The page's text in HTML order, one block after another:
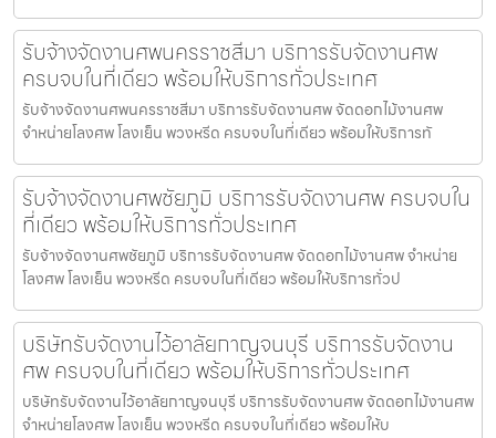
รับจ้างจัดงานศพนครราชสีมา บริการรับจัดงานศพ
ครบจบในที่เดียว พร้อมให้บริการทั่วประเทศ
รับจ้างจัดงานศพนครราชสีมา บริการรับจัดงานศพ จัดดอกไม้งานศพ
จำหน่ายโลงศพ โลงเย็น พวงหรีด ครบจบในที่เดียว พร้อมให้บริการทั
รับจ้างจัดงานศพชัยภูมิ บริการรับจัดงานศพ ครบจบใน
ที่เดียว พร้อมให้บริการทั่วประเทศ
รับจ้างจัดงานศพชัยภูมิ บริการรับจัดงานศพ จัดดอกไม้งานศพ จำหน่าย
โลงศพ โลงเย็น พวงหรีด ครบจบในที่เดียว พร้อมให้บริการทั่วป
บริษัทรับจัดงานไว้อาลัยกาญจนบุรี บริการรับจัดงาน
ศพ ครบจบในที่เดียว พร้อมให้บริการทั่วประเทศ
บริษัทรับจัดงานไว้อาลัยกาญจนบุรี บริการรับจัดงานศพ จัดดอกไม้งานศพ
จำหน่ายโลงศพ โลงเย็น พวงหรีด ครบจบในที่เดียว พร้อมให้บ